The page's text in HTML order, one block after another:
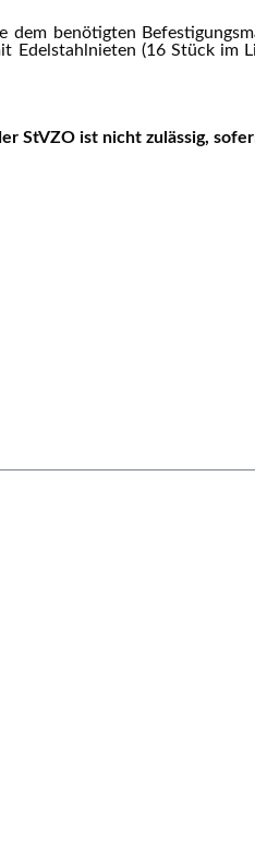
benötigten
(16 Stück im
StVZO ist nicht zulässig,